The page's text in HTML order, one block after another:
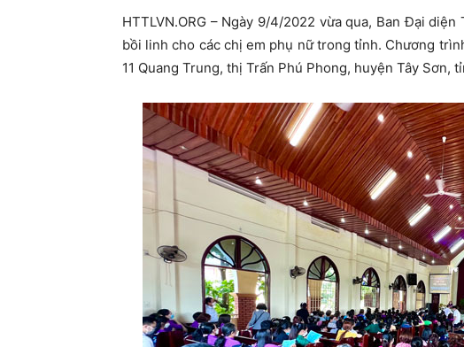
HTTLVN.ORG – Ngày 9/4/2022 vừa qua, Ban Đại
bồi linh cho các chị em phụ nữ trong tỉnh. Chương
11 Quang Trung, thị Trấn Phú Phong, huyện Tây Sơn,